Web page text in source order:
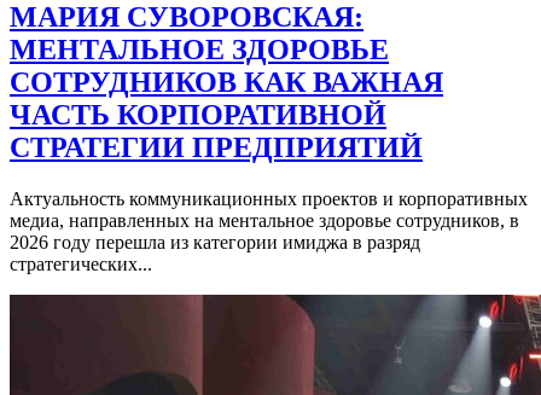
МАРИЯ СУВОРОВСКАЯ:
МЕНТАЛЬНОЕ ЗДОРОВЬЕ
СОТРУДНИКОВ КАК ВАЖНАЯ
ЧАСТЬ КОРПОРАТИВНОЙ
СТРАТЕГИИ ПРЕДПРИЯТИЙ
Актуальность коммуникационных проектов и корпоративных
медиа, направленных на ментальное здоровье сотрудников, в
2026 году перешла из категории имиджа в разряд
стратегических...